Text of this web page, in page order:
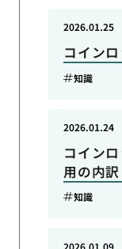
コイン
2026.01.25
知識
コイン
用の内訳
2026.01.24
知識
2026.01.09